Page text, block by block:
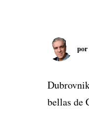
por
bellas de